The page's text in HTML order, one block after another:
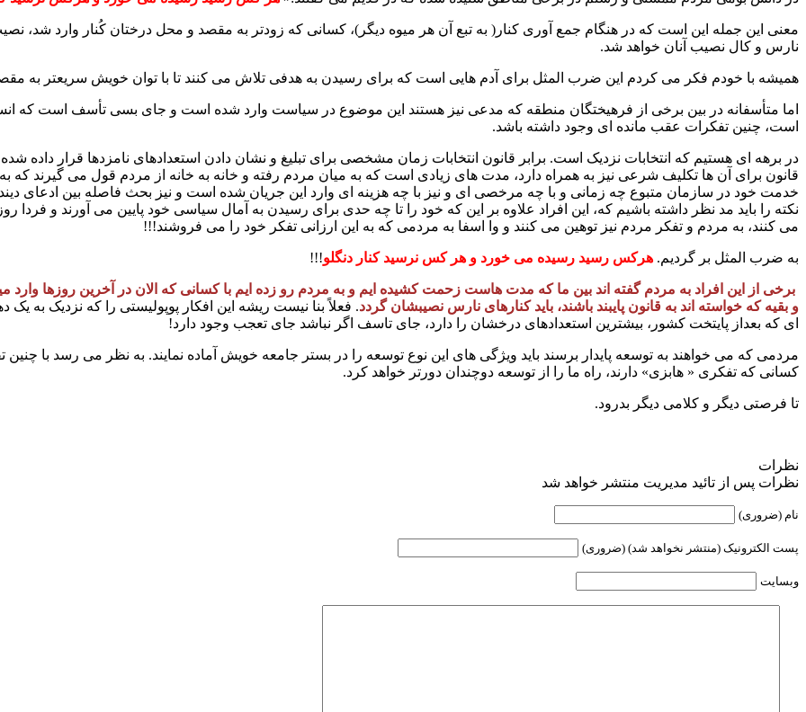
معنی این جمله این است که در هنگام جمع آوری کنار( به تبع آن هر میوه دیگر)، کسانی که زودتر به مقصد و محل درختان کُنار وارد شد،
نارس و کال نصیب آنان خواهد شد.
همیشه با خودم فکر می کردم این ضرب المثل برای آدم هایی است که برای رسیدن به هدفی تلاش می کنند تا با توان خویش سریعتر به
اما متأسفانه در بین برخی از فرهیختگان منطقه که مدعی نیز هستند این موضوع در سیاست وارد شده است و جای بسی تأسف است که
است، چنین تفکرات عقب مانده ای وجود داشته باشد.
در برهه ای هستیم که انتخابات نزدیک است. برابر قانون انتخابات زمان مشخصی برای تبلیغ و نشان دادن استعدادهای نامزدها قرار داده
قانون برای آن ها تکلیف شرعی نیز به همراه دارد، مدت های زیادی است که به میان مردم رفته و خانه به خانه از مردم قول می گیرند که به
خدمت خود در سازمان متبوع چه زمانی و با چه مرخصی ای و نیز با چه هزینه ای وارد این جریان شده است و نیز بحث فاصله بین ادعای
نکته را باید مد نظر داشته باشیم که، این افراد علاوه بر این که خود را تا چه حدی برای رسیدن به آمال سیاسی خود پایین می آورند و فردا
می کنند، به مردم و تفکر مردم نیز توهین می کنند و وا اسفا به مردمی که به این ارزانی تفکر خود را می فروشند!!!
به ضرب المثل بر گردیم. هرکس رسید رسیده می خورد و هر کس نرسید کنار دنگلو!!!
برخی از این افراد به مردم گفته اند بین ما که مدت هاست زحمت کشیده ایم و به مردم رو زده ایم با کسانی که الان در آخرین روزها وارد
و بقیه که خواسته اند به قانون پایبند باشند، باید کنارهای نارس نصیبشان گردد. فعلاً بنا نیست ریشه این افکار پوپولیستی را که نزدیک به
ای که بعداز پایتخت کشور، بیشترین استعدادهای درخشان را دارد، جای تاسف اگر نباشد جای تعجب وجود دارد!
مردمی که می خواهند به توسعه پایدار برسند باید ویژگی های این نوع توسعه را در بستر جامعه خویش آماده نمایند. به نظر می رسد با
کسانی که تفکری « هابزی» دارند، راه ما را از توسعه دوچندان دورتر خواهد کرد.
تا فرصتی دیگر و کلامی دیگر بدرود.
نظرات
نظرات پس از تائید مدیریت منتشر خواهد شد
نام (ضروری)
پست الکترونیک (منتشر نخواهد شد) (ضروری)
وبسایت